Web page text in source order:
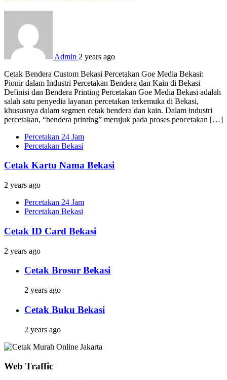
Admin 2 years ago
Cetak Bendera Custom Bekasi Percetakan Goe Media Bekasi:
Pionir dalam Industri Percetakan Bendera dan Kain di Bekasi
Definisi dan Bendera Printing Percetakan Goe Media Bekasi adalah
salah satu penyedia layanan percetakan terkemuka di Bekasi,
khususnya dalam segmen cetak bendera dan kain. Dalam industri
percetakan, “bendera printing” merujuk pada proses pencetakan […]
Percetakan 24 Jam
Percetakan Bekasi
Cetak Kartu Nama Bekasi
2 years ago
Percetakan 24 Jam
Percetakan Bekasi
Cetak ID Card Bekasi
2 years ago
Cetak Brosur Bekasi
2 years ago
Cetak Buku Bekasi
2 years ago
Web Traffic